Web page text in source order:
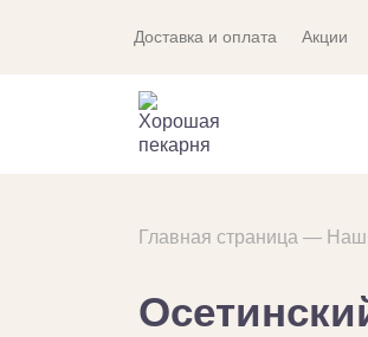
Доставка и оплата Акции
Главная страница